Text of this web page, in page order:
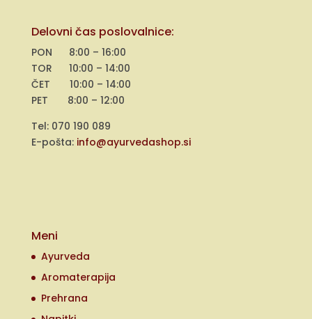
Delovni čas poslovalnice:
PON 8:00 – 16:00
TOR 10:00 – 14:00
ČET 10:00 – 14:00
PET 8:00 – 12:00
Tel: 070 190 089
E-pošta: info@ayurvedashop.si
Meni
Ayurveda
Aromaterapija
Prehrana